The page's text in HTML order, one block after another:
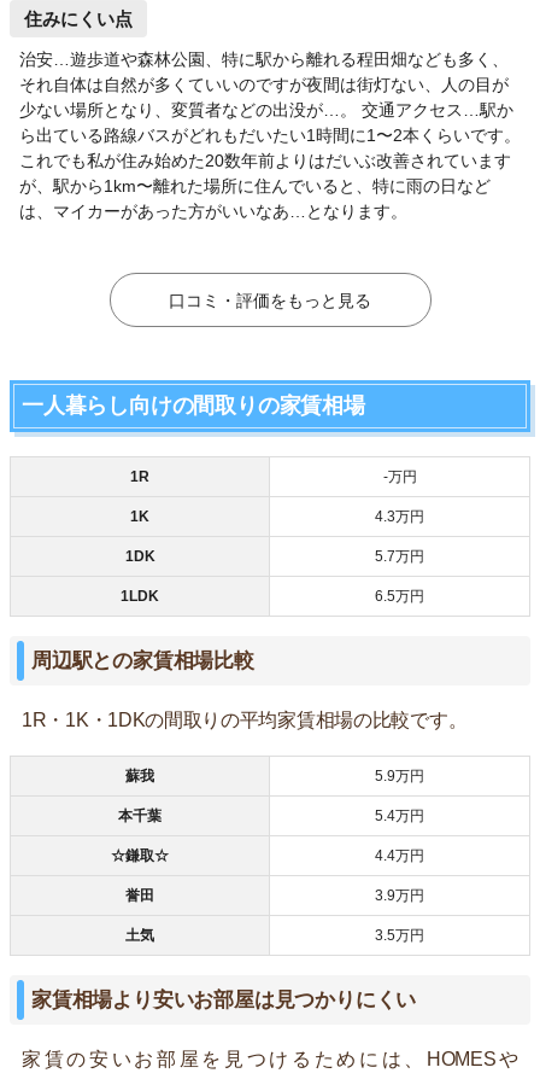
住みにくい点
治安…遊歩道や森林公園、特に駅から離れる程田畑なども多く、
それ自体は自然が多くていいのですが夜間は街灯ない、人の目が
少ない場所となり、変質者などの出没が…。 交通アクセス…駅か
ら出ている路線バスがどれもだいたい1時間に1〜2本くらいです。
これでも私が住み始めた20数年前よりはだいぶ改善されています
が、駅から1km〜離れた場所に住んでいると、特に雨の日など
は、マイカーがあった方がいいなあ…となります。
口コミ・評価をもっと見る
一人暮らし向けの間取りの家賃相場
1R ‐万円
1K 4.3万円
1DK 5.7万円
1LDK 6.5万円
周辺駅との家賃相場比較
1R・1K・1DKの間取りの平均家賃相場の比較です。
蘇我 5.9万円
本千葉 5.4万円
☆鎌取☆ 4.4万円
誉田 3.9万円
土気 3.5万円
家賃相場より安いお部屋は見つかりにくい
家賃の安いお部屋を見つけるためには、HOMESや